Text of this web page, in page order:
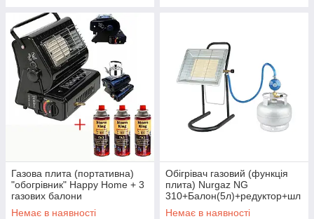
Газова плита (портативна)
"обогрівник" Happy Home + 3
газових балони
Немає в наявності
Обігрівач газовий (функція
плита) Nurgaz NG
310+Балон(5л)+редуктор+шл
анг(1.5м)
Немає в наявності